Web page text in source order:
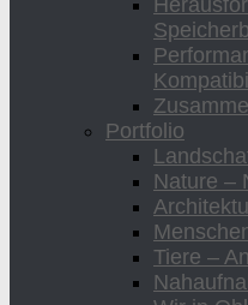
Portfolio
Nature –
Tiere –